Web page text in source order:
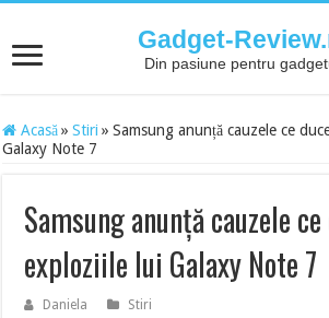
Gadget-
Din pasiune pentru
Acasă » Stiri » Samsung anunță cauzele ce
Galaxy Note 7
Samsung anunță cauzele
exploziile lui Galaxy Note 7
Daniela Stiri